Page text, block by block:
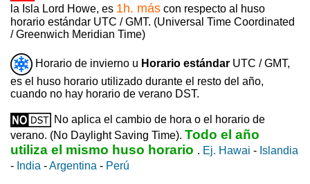
la Isla Lord Howe, es 1h. más con respecto al huso
horario estándar UTC / GMT. (Universal Time Coordinated
/ Greenwich Meridian Time)
Horario de invierno u Horario estándar UTC / GMT,
es el huso horario utilizado durante el resto del año,
cuando no hay horario de verano DST.
No aplica el cambio de hora o el horario de
verano. (No Daylight Saving Time). Todo el año
utiliza el mismo huso horario . Ej. Hawai - Islandia
- India -Argentina - Perú